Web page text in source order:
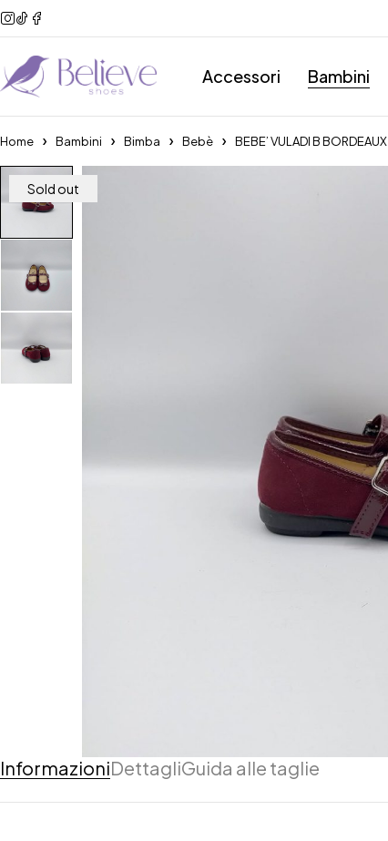
Accessori Bambini
Home Bambini Bimba Bebè BEBE’ VULADI B BORDEAUX
Sold out
InformazioniDettagliGuida alle taglie